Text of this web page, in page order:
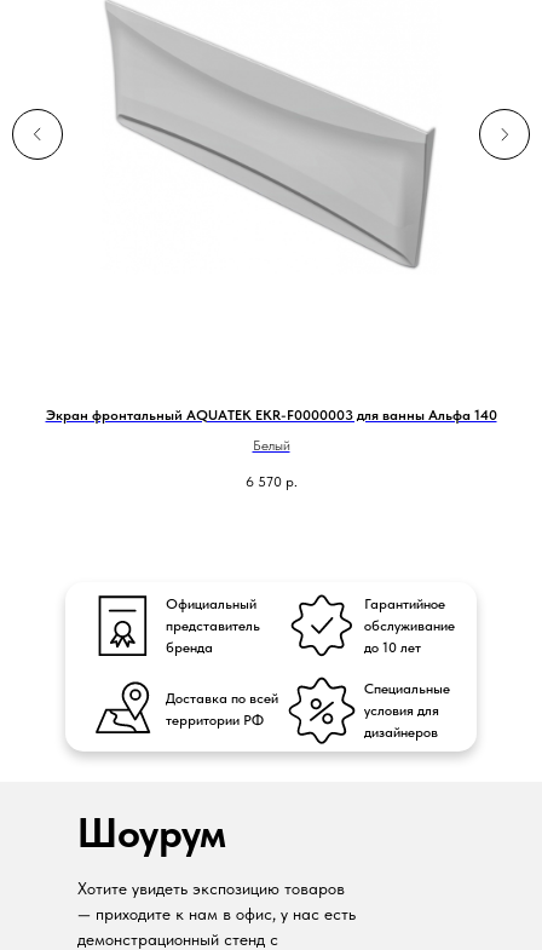
Экран фронтальный AQUATEK EKR-F0000003 для ванны Альфа 140
Белый
6 570 р.
Официальный
представитель
бренда
Доставка по всей
территории РФ
Гарантийное
обслуживание
до 10 лет
Специальные
условия для
дизайнеров
Шоурум
Хотите увидеть экспозицию товаров
— приходите к нам в офис, у нас есть
демонстрационный стенд с